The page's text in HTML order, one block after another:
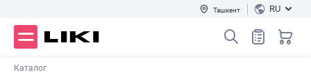
Ташкент RU
Каталог